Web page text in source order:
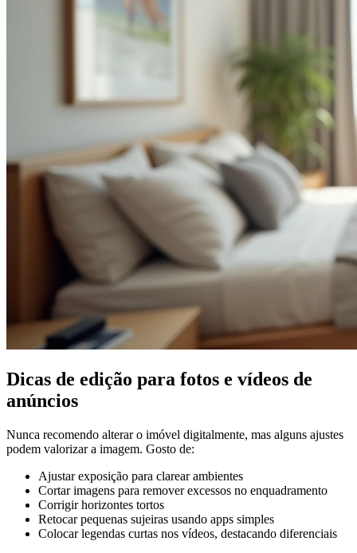
Dicas de edição para fotos e vídeos de
anúncios
Nunca recomendo alterar o imóvel digitalmente, mas alguns ajustes
podem valorizar a imagem. Gosto de:
Ajustar exposição para clarear ambientes
Cortar imagens para remover excessos no enquadramento
Corrigir horizontes tortos
Retocar pequenas sujeiras usando apps simples
Colocar legendas curtas nos vídeos, destacando diferenciais